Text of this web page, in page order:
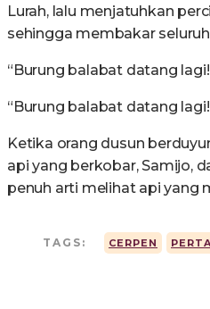
Lurah, lalu menjatuhkan
sehingga membakar
“Burung balabat datang
“Burung balabat datang
Ketika orang dusun
api yang berkobar, Samijo,
penuh arti melihat api yang
TAGS: CERPEN